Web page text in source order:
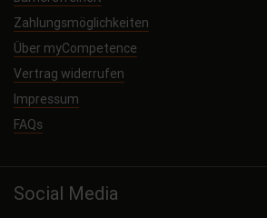
Zahlungsmöglichkeiten
Über myCompetence
Vertrag widerrufen
Impressum
FAQs
Social Media